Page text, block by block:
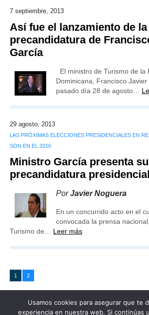
7 septiembre, 2013
Así fue el lanzamiento de la
precandidatura de
García
El ministro de Turismo de la
Dominicana, Francisco
pasado día 28 de agosto…
29 agosto, 2013
LAS PRÓXIMAS ELECCIONES PRESIDENCIALES EN
SON EN EL 2016
Ministro García presenta su
precandidatura presidencial
PorJavier Noguera
En un concurrido acto en el
convocada la prensa
Turismo de… Leer más
1 2
Usamos cookies para asegurar que te
experiencia en nuestra web. Si continúas